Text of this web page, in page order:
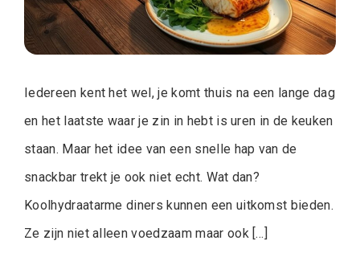
Iedereen kent het wel, je komt thuis na een lange dag
en het laatste waar je zin in hebt is uren in de keuken
staan. Maar het idee van een snelle hap van de
snackbar trekt je ook niet echt. Wat dan?
Koolhydraatarme diners kunnen een uitkomst bieden.
Ze zijn niet alleen voedzaam maar ook […]